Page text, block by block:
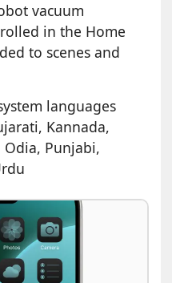
vacuum
in the Home
to scenes and
languages
Kannada,
Punjabi,